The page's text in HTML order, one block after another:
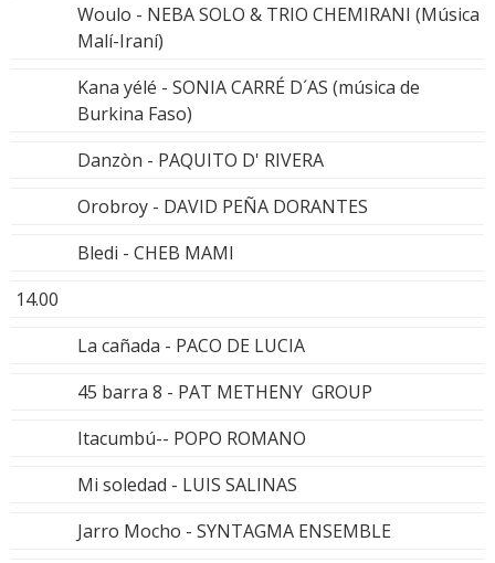
Woulo - NEBA SOLO & TRIO CHEMIRANI (Música
Malí-Iraní)
Kana yélé - SONIA CARRÉ D´AS (música de
Burkina Faso)
Danzòn - PAQUITO D' RIVERA
Orobroy - DAVID PEÑA DORANTES
Bledi - CHEB MAMI
14.00
La cañada - PACO DE LUCIA
45 barra 8 - PAT METHENY GROUP
Itacumbú-- POPO ROMANO
Mi soledad - LUIS SALINAS
Jarro Mocho - SYNTAGMA ENSEMBLE